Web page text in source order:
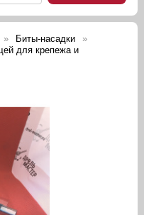
Биты-насадки
для крепежа и